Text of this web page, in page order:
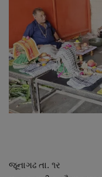
About Author
Contact
Dipotsav Special
આંતરરાષ્ટ્રીય
જૂનાગઢ તા. ૧ર